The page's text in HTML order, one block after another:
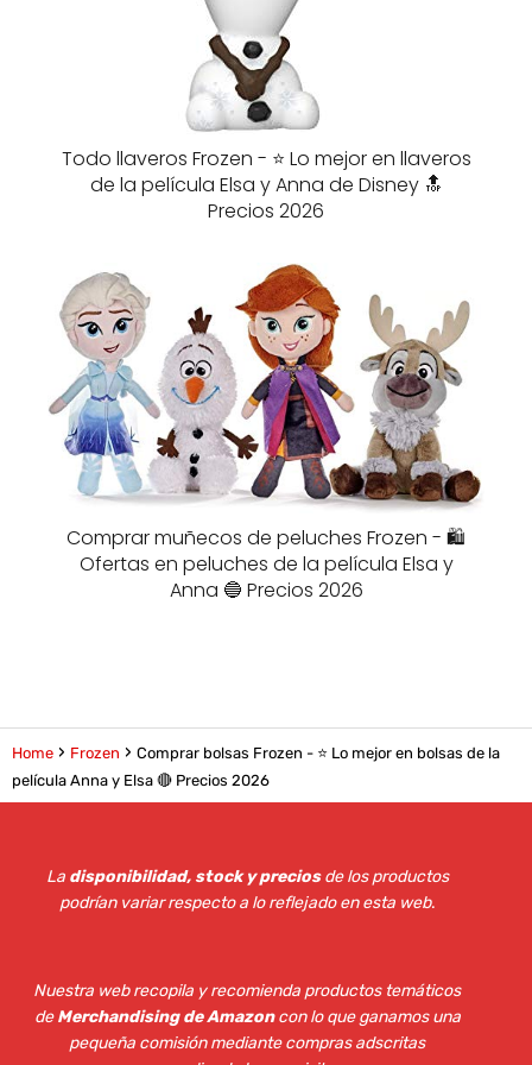
Todo llaveros Frozen - ⭐️ Lo mejor en llaveros
de la película Elsa y Anna de Disney 🔝
Precios 2026
Comprar muñecos de peluches Frozen - 🛍️
Ofertas en peluches de la película Elsa y
Anna 🔵 Precios 2026
Home Frozen
Comprar bolsas Frozen - ⭐️ Lo mejor en bolsas de la
película Anna y Elsa 🔴 Precios 2026
La disponibilidad, stock y preciosde los productos
podrían variar respecto a lo reflejado en esta web.
Nuestra web recopila y recomienda productos temáticos
deMerchandising de Amazoncon lo que ganamos una
pequeña comisión mediante compras adscritas